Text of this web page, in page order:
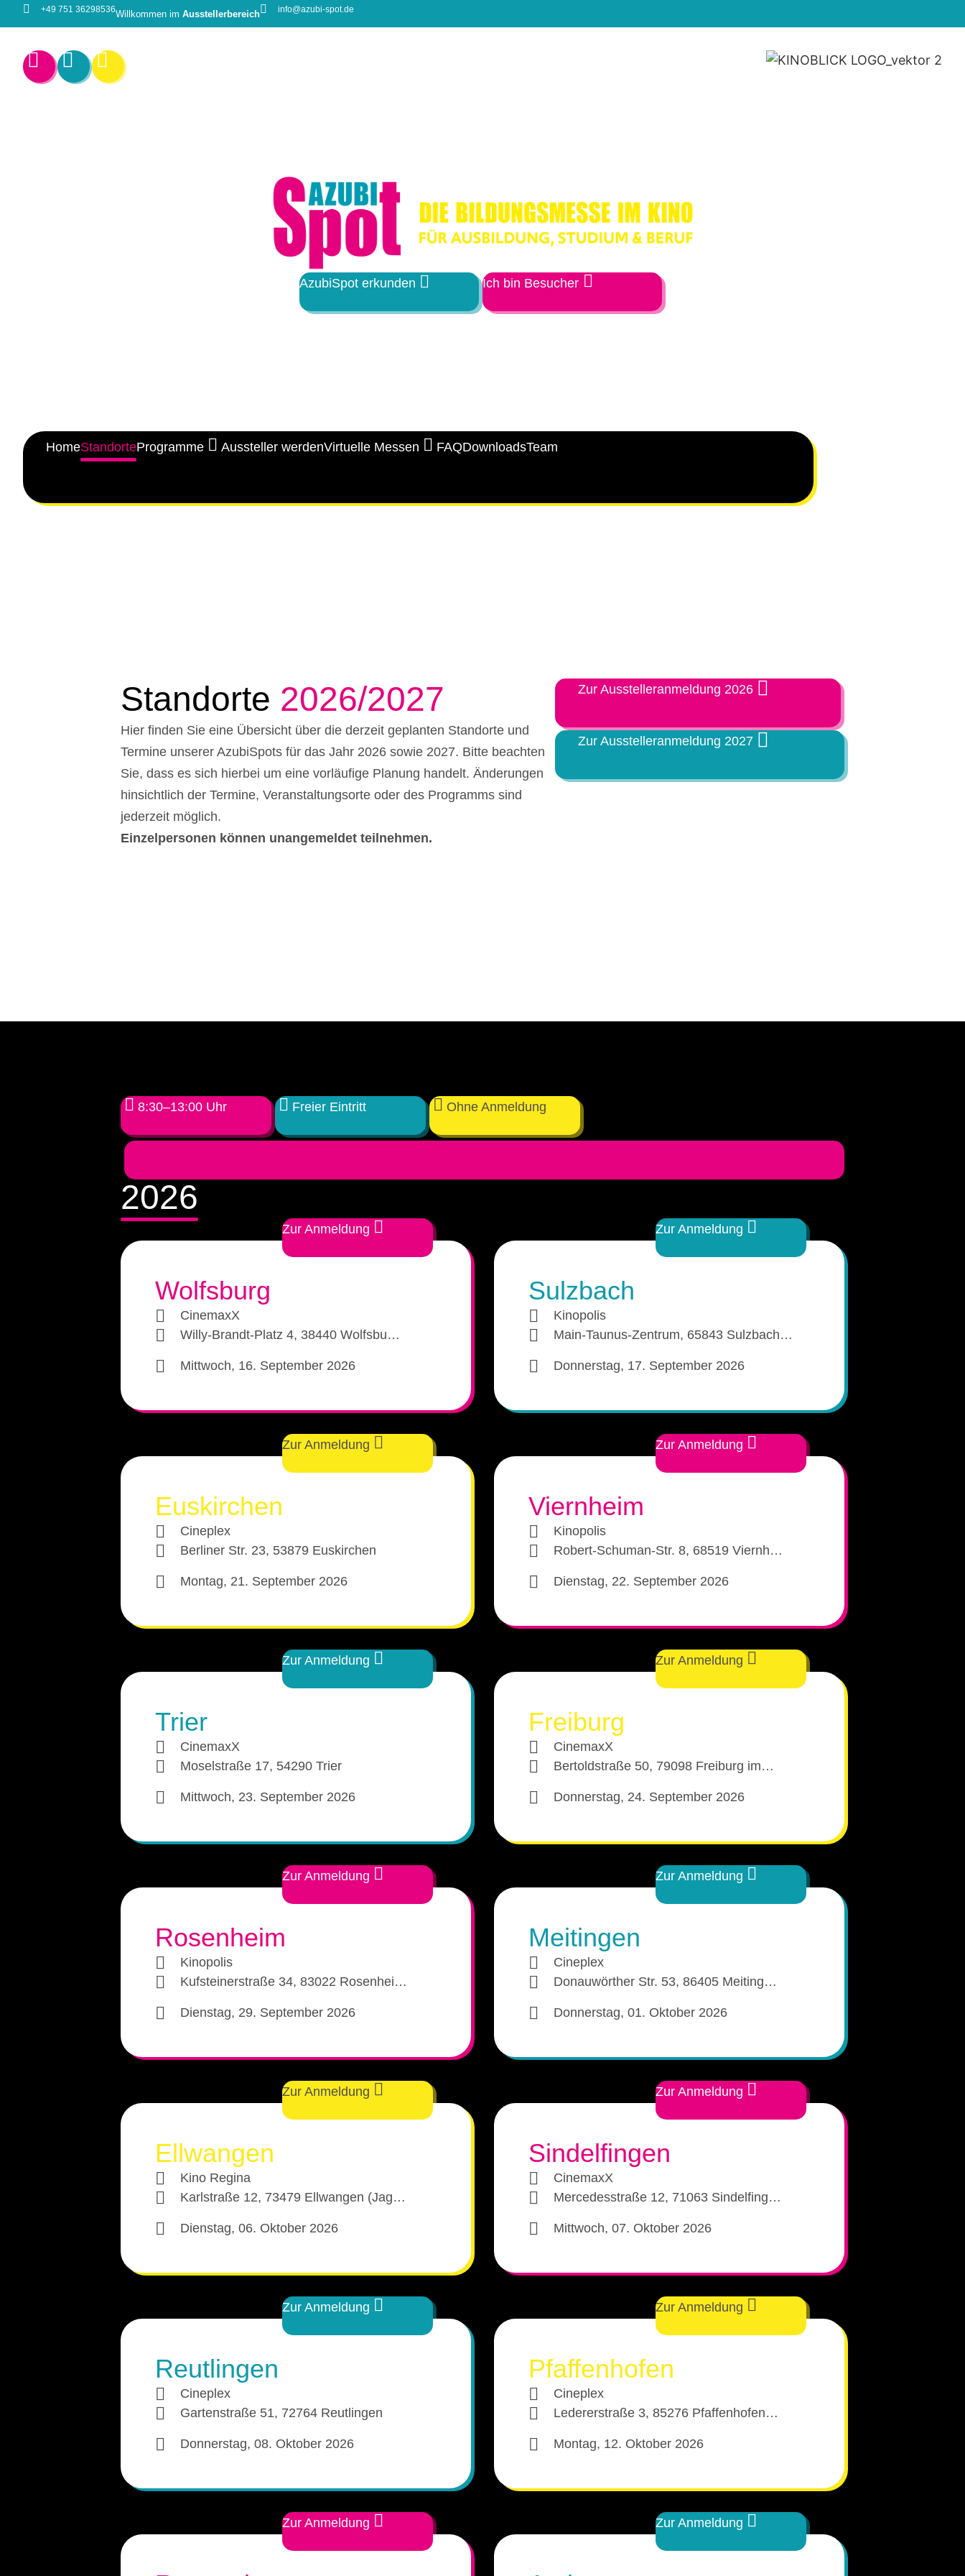
+49 751 36298536Willkommen im Ausstellerbereich info@azubi-spot.de
AzubiSpot erkunden Ich bin Besucher
HomeStandorteProgramme
Sulzbach
Ellwangen
Aussteller werdenVirtuelle Messen
Hannover 2026
Magdeburg 2026
Bonn 2026
Koblenz 2026
Ravensburg 2026
Fürth 2026
Friedrichshafen 2025
Stuttgart 2025
Essen 2025
Krefeld 2025
Augsburg 2025
Biberach 2025
Berlin 2025
Hamburg-Harburg 2025
Meitingen 2025
Rosenheim 2025
Singen 2025
Viernheim 2025
Sulzbach 2025
Heidenheim 2025
Hannover 2025
Halle (Saale) 2025
Magdeburg 2025
Rudolstadt 2025
FAQDownloadsTeam
Standorte 2026/2027
Hier finden Sie eine Übersicht über die derzeit geplanten Standorte und
Termine unserer AzubiSpots für das Jahr 2026 sowie 2027. Bitte beachten
Sie, dass es sich hierbei um eine vorläufige Planung handelt. Änderungen
hinsichtlich der Termine, Veranstaltungsorte oder des Programms sind
jederzeit möglich.
Einzelpersonen können unangemeldet teilnehmen.
Zur Ausstelleranmeldung 2026
Zur Ausstelleranmeldung 2027
8:30–13:00 Uhr Freier Eintritt Ohne Anmeldung
2026
Zur Anmeldung
Wolfsburg
CinemaxX
Willy-Brandt-Platz 4, 38440 Wolfsbu…‎
Mittwoch, 16. September 2026
Zur Anmeldung
Sulzbach
Kinopolis
Main-Taunus-Zentrum, 65843 Sulzbach…‎
Donnerstag, 17. September 2026
Zur Anmeldung
Euskirchen
Cineplex
Berliner Str. 23, 53879 Euskirchen
Montag, 21. September 2026
Zur Anmeldung
Viernheim
Kinopolis
Robert-Schuman-Str. 8, 68519 Viernh…‎
Dienstag, 22. September 2026
Zur Anmeldung
Trier
CinemaxX
Moselstraße 17, 54290 Trier
Mittwoch, 23. September 2026
Zur Anmeldung
Freiburg
CinemaxX
Bertoldstraße 50, 79098 Freiburg im…‎
Donnerstag, 24. September 2026
Zur Anmeldung
Rosenheim
Kinopolis
Kufsteinerstraße 34, 83022 Rosenhei…‎
Dienstag, 29. September 2026
Zur Anmeldung
Meitingen
Cineplex
Donauwörther Str. 53, 86405 Meiting…‎
Donnerstag, 01. Oktober 2026
Zur Anmeldung
Ellwangen
Kino Regina
Karlstraße 12, 73479 Ellwangen (Jag…‎
Dienstag, 06. Oktober 2026
Zur Anmeldung
Sindelfingen
CinemaxX
Mercedesstraße 12, 71063 Sindelfing…‎
Mittwoch, 07. Oktober 2026
Zur Anmeldung
Reutlingen
Cineplex
Gartenstraße 51, 72764 Reutlingen
Donnerstag, 08. Oktober 2026
Zur Anmeldung
Pfaffenhofen
Cineplex
Ledererstraße 3, 85276 Pfaffenhofen…‎
Montag, 12. Oktober 2026
Zur Anmeldung Zur Anmeldung